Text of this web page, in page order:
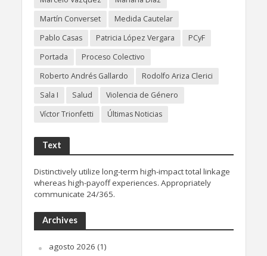
Martín Converset
Medida Cautelar
Pablo Casas
Patricia López Vergara
PCyF
Portada
Proceso Colectivo
Roberto Andrés Gallardo
Rodolfo Ariza Clerici
Sala I
Salud
Violencia de Género
Víctor Trionfetti
Últimas Noticias
Text
Distinctively utilize long-term high-impact total linkage
whereas high-payoff experiences. Appropriately
communicate 24/365.
Archives
agosto 2026 (1)